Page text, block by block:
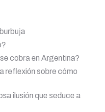
cobra en Argentina?
reflexión sobre cómo
ilusión que seduce a